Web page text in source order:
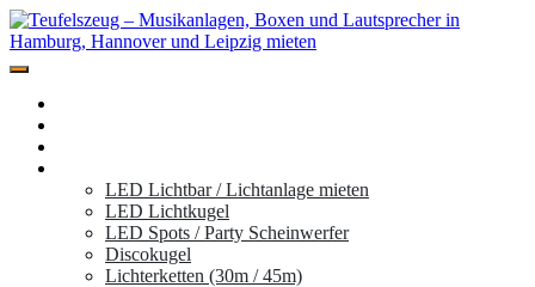
Zum
Inhalt
springen
Lautsprecher in Hamburg, Hannover und
Leipzig mieten
Festival, Hochzeit, Geburtstag oder die Gartenparty
LED Lichtbar / Lichtanlage mieten
LED Lichtkugel
LED Spots / Party Scheinwerfer
Discokugel
Lichterketten (30m / 45m)